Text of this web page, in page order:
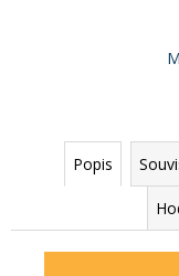
Popis